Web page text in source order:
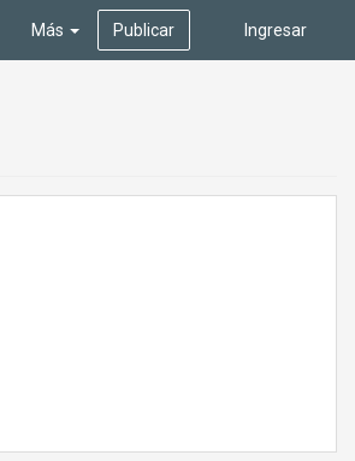
Ingresar
Más Publicar